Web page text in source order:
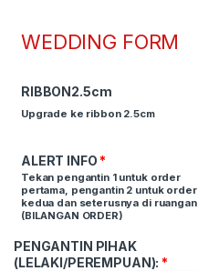
WEDDING FORM
RIBBON2.5cm
Upgrade ke ribbon 2.5cm
ALERT INFO*
Tekan pengantin 1 untuk order
pertama, pengantin 2 untuk order
kedua dan seterusnya di ruangan
(BILANGAN ORDER)
PENGANTIN PIHAK
(LELAKI/PEREMPUAN):*